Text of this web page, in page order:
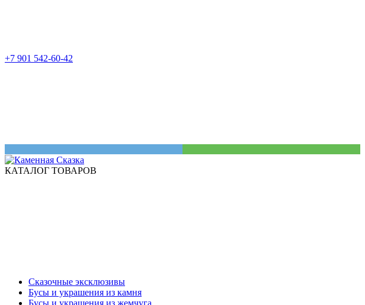
+7 901 542-60-42
КАТАЛОГ ТОВАРОВ
Сказочные эксклюзивы
Бусы и украшения из камня
Бусы и украшения из жемчуга